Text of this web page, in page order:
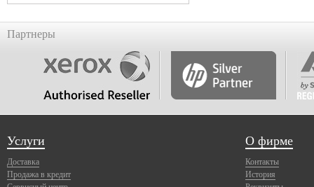
Партнеры
Услуги
Доставка
Продажа в кредит
О фирме
Контакты
История